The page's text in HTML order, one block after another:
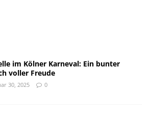
im Kölner Karneval: Ein bunter
voller Freude
30, 2025 0